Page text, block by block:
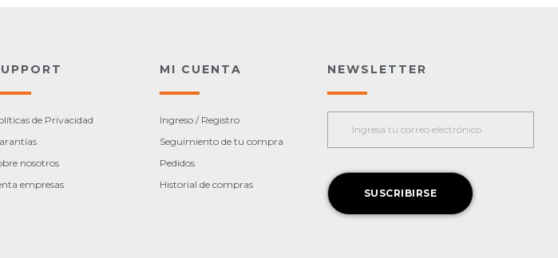
de Privacidad
nosotros
empresas
MI CUENTA
Ingreso / Registro
Seguimiento de tu compra
Pedidos
Historial de compras
NEWSLETTER